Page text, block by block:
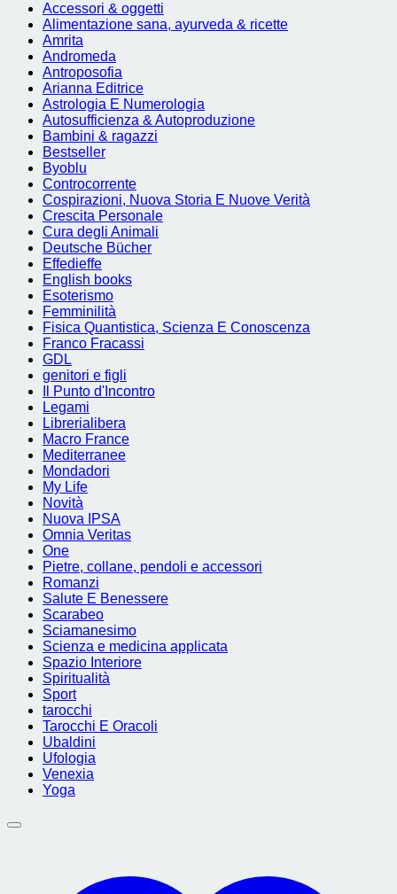
Accessori & oggetti
Alimentazione sana, ayurveda & ricette
Amrita
Andromeda
Antroposofia
Arianna Editrice
Astrologia E Numerologia
Autosufficienza & Autoproduzione
Bambini & ragazzi
Bestseller
Byoblu
Controcorrente
Cospirazioni, Nuova Storia E Nuove Verità
Crescita Personale
Cura degli Animali
Deutsche Bücher
Effedieffe
English books
Esoterismo
Femminilità
Fisica Quantistica, Scienza E Conoscenza
Franco Fracassi
GDL
genitori e figli
Il Punto d'Incontro
Legami
Librerialibera
Macro France
Mediterranee
Mondadori
My Life
Novità
Nuova IPSA
Omnia Veritas
One
Pietre, collane, pendoli e accessori
Romanzi
Salute E Benessere
Scarabeo
Sciamanesimo
Scienza e medicina applicata
Spazio Interiore
Spiritualità
Sport
tarocchi
Tarocchi E Oracoli
Ubaldini
Ufologia
Venexia
Yoga